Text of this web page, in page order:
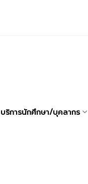
บริการนักศึกษา/บุคลากร